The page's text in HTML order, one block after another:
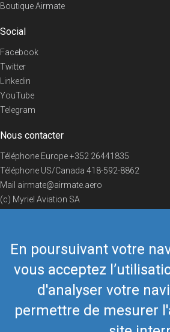
En poursuivant votre
vous acceptez
d'analyser votre
permettre de mesurer
Boutique Airmate
Social
Facebook
Twitter
Linkedin
YouTube
Telegram
Nous contacter
Téléphone Europe+352 26441835
Téléphone US/Canada 418-592-8862
Mail airmate@airmate.aero
(c) Myriel Aviation SA
© 2019 Airmate -Conditions d'utilisation- Vie privée